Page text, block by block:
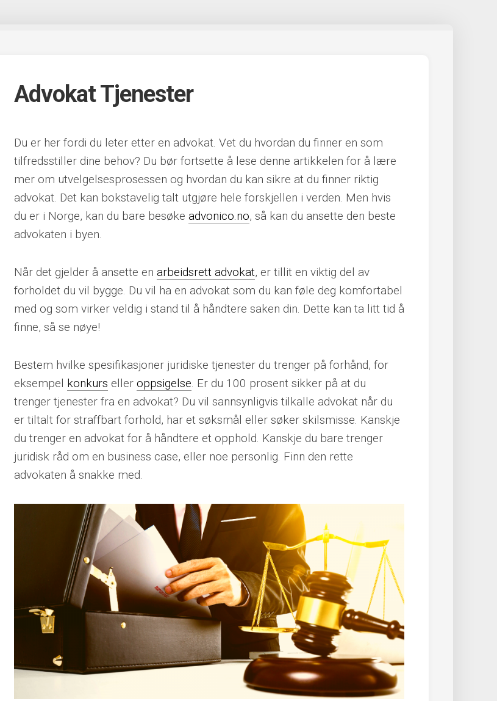
Advokat Tjenester
Du er her fordi du leter etter en advokat. Vet du hvordan du finner en som
tilfredsstiller dine behov? Du bør fortsette å lese denne artikkelen for å lære
mer om utvelgelsesprosessen og hvordan du kan sikre at du finner riktig
advokat. Det kan bokstavelig talt utgjøre hele forskjellen i verden. Men hvis
du er i Norge, kan du bare besøke advonico.no, så kan du ansette den beste
advokaten i byen.
Når det gjelder å ansette en arbeidsrett advokat, er tillit en viktig del av
forholdet du vil bygge. Du vil ha en advokat som du kan føle deg komfortabel
med og som virker veldig i stand til å håndtere saken din. Dette kan ta litt tid å
finne, så se nøye!
Bestem hvilke spesifikasjoner juridiske tjenester du trenger på forhånd, for
eksempel konkurs eller oppsigelse. Er du 100 prosent sikker på at du
trenger tjenester fra en advokat? Du vil sannsynligvis tilkalle advokat når du
er tiltalt for straffbart forhold, har et søksmål eller søker skilsmisse. Kanskje
du trenger en advokat for å håndtere et opphold. Kanskje du bare trenger
juridisk råd om en business case, eller noe personlig. Finn den rette
advokaten å snakke med.